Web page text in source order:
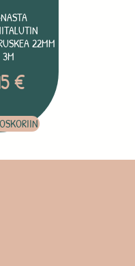
22MM
3M
€